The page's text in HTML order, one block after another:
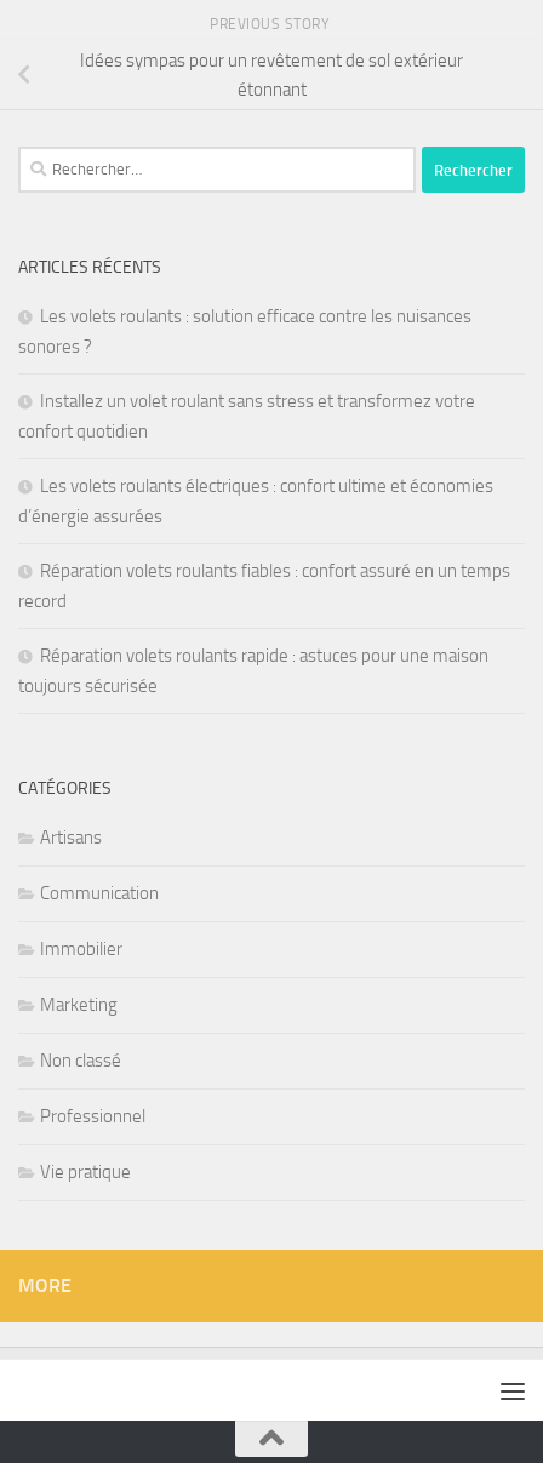
PREVIOUS STORY
Idées sympas pour un revêtement de sol extérieur
étonnant
ARTICLES RÉCENTS
Les volets roulants : solution efficace contre les nuisances
sonores ?
Installez un volet roulant sans stress et transformez votre
confort quotidien
Les volets roulants électriques : confort ultime et économies
d’énergie assurées
Réparation volets roulants fiables : confort assuré en un temps
record
Réparation volets roulants rapide : astuces pour une maison
toujours sécurisée
CATÉGORIES
Artisans
Communication
Immobilier
Marketing
Non classé
Professionnel
Vie pratique
MORE